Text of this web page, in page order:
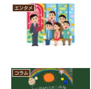
エンタメ
コラム